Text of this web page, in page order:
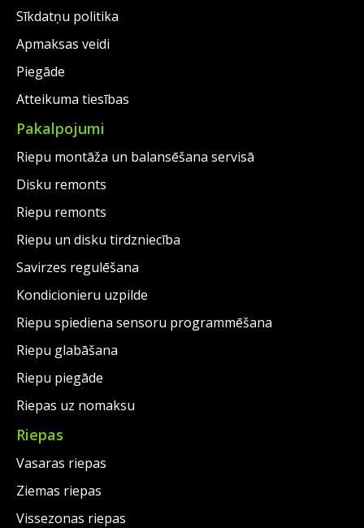
Sīkdatņu politika
Apmaksas veidi
Piegāde
Atteikuma tiesības
Pakalpojumi
Riepu montāža un balansēšana servisā
Disku remonts
Riepu remonts
Riepu un disku tirdzniecība
Savirzes regulēšana
Kondicionieru uzpilde
Riepu spiediena sensoru programmēšana
Riepu glabāšana
Riepu piegāde
Riepas uz nomaksu
Riepas
Vasaras riepas
Ziemas riepas
Vissezonas riepas